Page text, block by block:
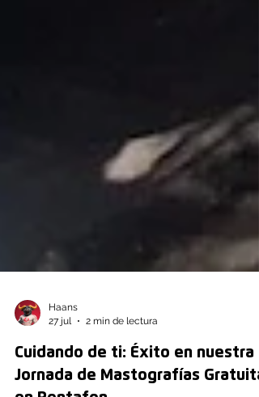
Haans
27 jul
2 min de lectura
Cuidando de ti: Éxito en nuestra